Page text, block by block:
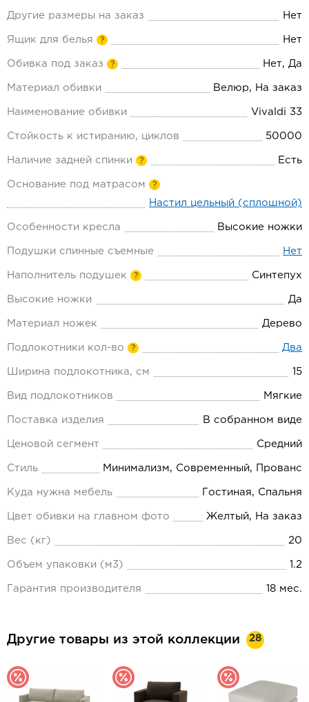
Другие размеры на заказ Нет
Ящик для белья ? Нет
Обивка под заказ ? Нет, Да
Материал обивки Велюр, На заказ
Наименование обивки Vivaldi 33
Стойкость к истиранию, циклов 50000
Наличие задней спинки ? Есть
Основание под матрасом ?
Настил цельный (сплошной)
Особенности кресла Высокие ножки
Подушки спинные съемные Нет
Наполнитель подушек ? Синтепух
Высокие ножки Да
Материал ножек Дерево
Подлокотники кол-во ? Два
Ширина подлокотника, см 15
Вид подлокотников Мягкие
Поставка изделия В собранном виде
Ценовой сегмент Средний
Стиль Минимализм, Современный, Прованс
Куда нужна мебель Гостиная, Спальня
Цвет обивки на главном фото Желтый, На заказ
Вес (кг) 20
Объем упаковки (м3) 1.2
Гарантия производителя 18 мес.
Другие товары из этой коллекции 28